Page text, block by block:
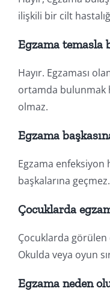
ilişkili bir cilt
Egzama temasla
Hayır. Egzaması
ortamda bulunmak
olmaz.
Egzama
Egzama enfeksiyon
başkalarına geçmez.
Çocuklarda
Çocuklarda görülen
Okulda veya oyun
Egzama neden